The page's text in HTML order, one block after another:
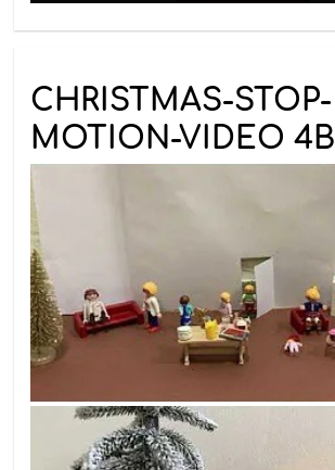
CHRISTMAS-STOP-
MOTION-VIDEO 4B